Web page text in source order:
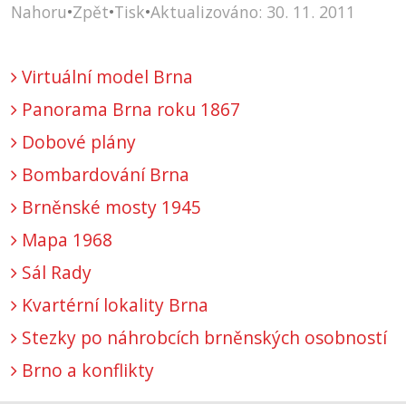
Nahoru•Zpět•Tisk•Aktualizováno: 30. 11. 2011
Virtuální model Brna
Panorama Brna roku 1867
Dobové plány
Bombardování Brna
Brněnské mosty 1945
Mapa 1968
Sál Rady
Kvartérní lokality Brna
Stezky po náhrobcích brněnských osobností
Brno a konflikty